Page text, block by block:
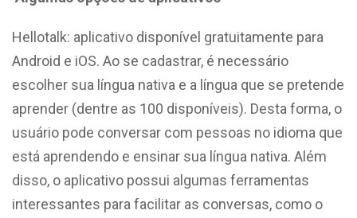
Hellotalk: aplicativo disponível gratuitamente para
Android e iOS. Ao se cadastrar, é necessário
escolher sua língua nativa e a língua que se pretende
aprender (dentre as 100 disponíveis). Desta forma, o
usuário pode conversar com pessoas no idioma que
está aprendendo e ensinar sua língua nativa. Além
disso, o aplicativo possui algumas ferramentas
interessantes para facilitar as conversas, como o